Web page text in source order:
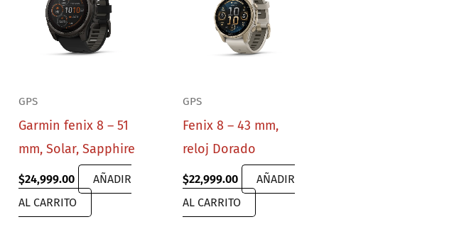
GPS
Garmin fenix 8 – 51
mm, Solar, Sapphire
$24,999.00
AÑADIR
AL CARRITO
GPS
Fenix 8 – 43 mm,
reloj Dorado
$22,999.00
AÑADIR
AL CARRITO